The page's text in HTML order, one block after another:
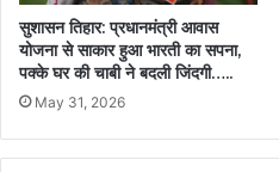
सुशासन तिहार: प्रधानमंत्री आवास
योजना से साकार हुआ भारती का सपना,
पक्के घर की चाबी ने बदली जिंदगी…..
May 31, 2026